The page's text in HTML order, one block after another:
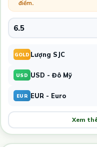
điểm.
GOLD Lượng SJC
USD USD - Đô Mỹ
EUR EUR - Euro
Xem